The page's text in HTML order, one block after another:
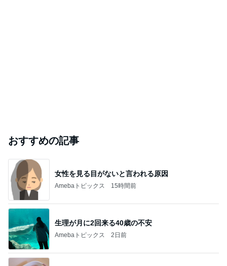
おすすめの記事
女性を見る目がないと言われる原因
Amebaトピックス 15時間前
生理が月に2回来る40歳の不安
Amebaトピックス 2日前